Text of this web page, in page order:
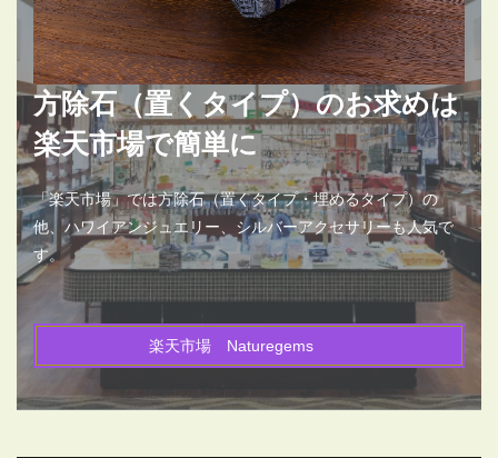
方除石（置くタイプ）のお求めは
楽天市場で簡単に
「楽天市場」では方除石（置くタイプ・埋めるタイプ）の
他、ハワイアンジュエリー、シルバーアクセサリーも人気で
す。
楽天市場 Naturegems